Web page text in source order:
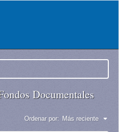
Documentales
Ordenar por: Más reciente